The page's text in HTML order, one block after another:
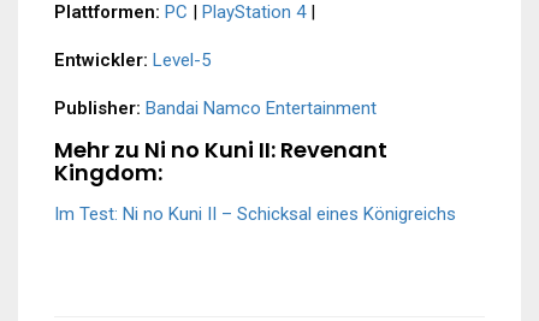
Plattformen: PC | PlayStation 4|
Entwickler: Level-5
Publisher: Bandai Namco Entertainment
Mehr zu Ni no Kuni II: Revenant
Kingdom:
Im Test: Ni no Kuni II – Schicksal eines Königreichs